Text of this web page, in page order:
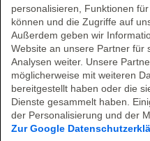
personalisieren, Funktionen
können und die Zugriffe auf
Außerdem geben wir
Website an unsere Partner für
Analysen weiter. Unsere
möglicherweise mit weiteren
bereitgestellt haben oder die
Dienste gesammelt haben.
der Personalisierung und der
Zur Google
Herstellerunabhängige
Planungssicherheit:
von Lizenz- und
Compliance:Sicherheit
Vertragsverhandlungen
Eine zentrale
Ansprechpartner mit